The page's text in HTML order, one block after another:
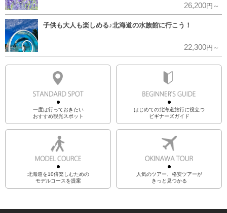
26,200円～
子供も大人も楽しめる♪北海道の水族館に行こう！
22,300円～
一度は行っておきたい
おすすめ観光スポット
はじめての北海道旅行に役立つ
ビギナーズガイド
北海道を10倍楽しむための
モデルコースを提案
人気のツアー、格安ツアーが
きっと見つかる